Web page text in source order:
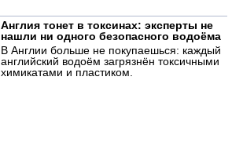
Англия тонет в токсинах: эксперты не
нашли ни одного безопасного водоёма
В Англии больше не покупаешься: каждый
английский водоём загрязнён токсичными
химикатами и пластиком.